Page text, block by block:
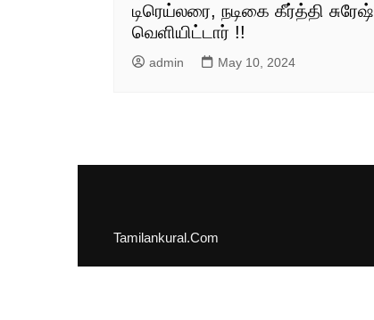
டிரெய்லரை, நடிகை கீர்த்தி சுரேஷ்
வெளியிட்டார் !!
admin May 10, 2024
Tamilankural.Com